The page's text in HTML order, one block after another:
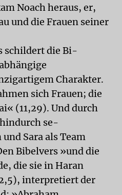
Noach heraus, er,
und die Frauen seiner
schildert die Bi-
Charakter.
sich Frauen; die
(11,29). Und durch
se-
Sara als Team
Bibelvers »und die
die sie in Haran
interpretiert der